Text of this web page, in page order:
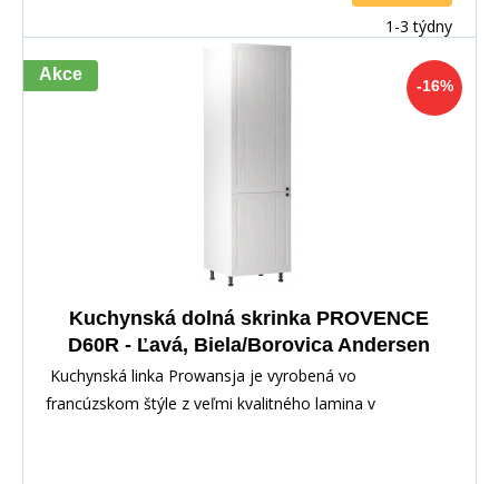
1-3 týdny
-16%
Akce
Kuchynská dolná skrinka PROVENCE
D60R - Ľavá, Biela/Borovica Andersen
Kuchynská linka Prowansja je vyrobená vo
francúzskom štýle z veľmi kvalitného lamina v